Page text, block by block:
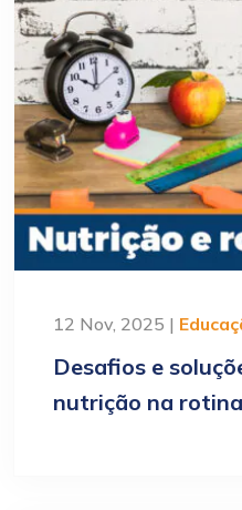
12 Nov, 2025 |
Desafios e
nutrição na